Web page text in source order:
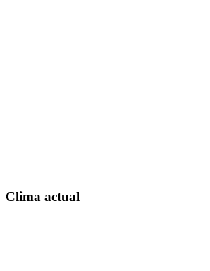
Clima actual